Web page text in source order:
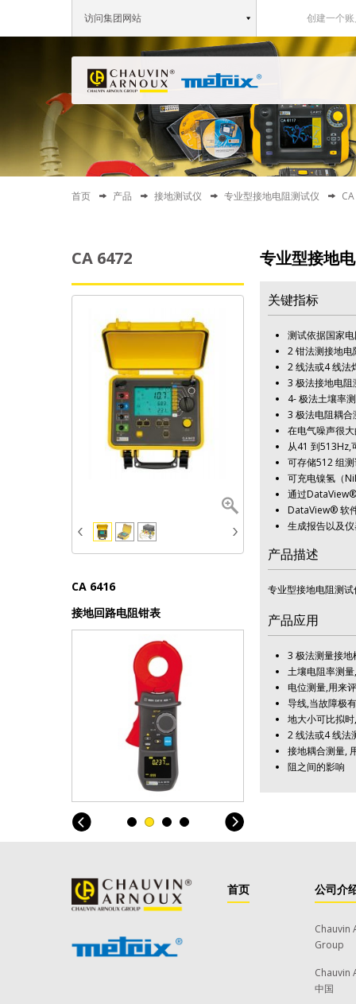
访问集团网站 创建一个
首页 产品 接地测试仪 专业型接地电阻测试仪
CA 6472
CA 6550
10 kV 程式数字绝缘测试仪
CA 6416
接地回路电阻钳表
CA 8436
IP67 三相电能质量分析仪
F 65
泄漏电流钳表
专业型接地
关键指标
测试依据国家
2 钳法测接地电
2 线法或4 线法
3 极法接地电
4- 极法土壤率
3 极法电阻耦合
在电气噪声很
从41 到513Hz,
可存储512 组
可充电镍氢（
通过
DataView® 软
生成报告以及
产品描述
专业型接地电阻测试
产品应用
3 极法测量接
土壤电阻率测
电位测量,用来
导线,当故障极
地大小可比拟
2 线法或4 线法
接地耦合测量,
阻之间的影响
首页 公司介
Chauvin
Group
Chauvin
中国